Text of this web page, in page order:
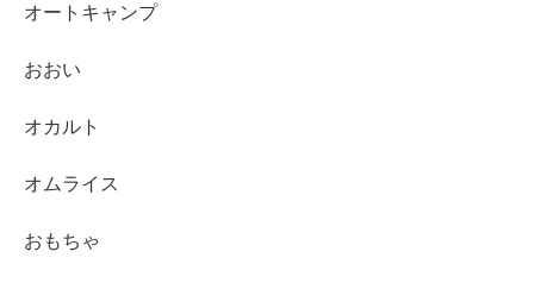
オートキャンプ
おおい
オカルト
オムライス
おもちゃ